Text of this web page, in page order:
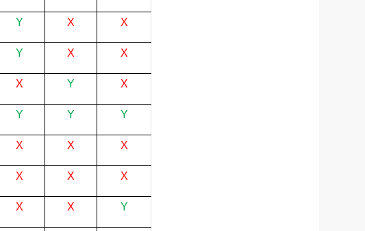
Y X X
Y X X
X Y X
Y Y Y
X X X
X X X
X X Y